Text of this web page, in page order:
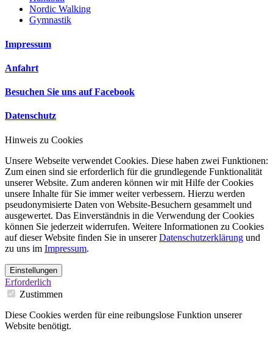
Nordic Walking
Gymnastik
Impressum
Anfahrt
Besuchen Sie uns auf Facebook
Datenschutz
Hinweis zu Cookies
Unsere Webseite verwendet Cookies. Diese haben zwei Funktionen:
Zum einen sind sie erforderlich für die grundlegende Funktionalität
unserer Website. Zum anderen können wir mit Hilfe der Cookies
unsere Inhalte für Sie immer weiter verbessern. Hierzu werden
pseudonymisierte Daten von Website-Besuchern gesammelt und
ausgewertet. Das Einverständnis in die Verwendung der Cookies
können Sie jederzeit widerrufen. Weitere Informationen zu Cookies
auf dieser Website finden Sie in unsererDatenschutzerklärung und
zu uns im Impressum.
Einstellungen
Erforderlich
Zustimmen
Diese Cookies werden für eine reibungslose Funktion unserer
Website benötigt.